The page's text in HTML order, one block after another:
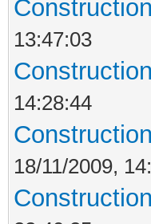
13:47:03
14:28:44
18/11/2009,